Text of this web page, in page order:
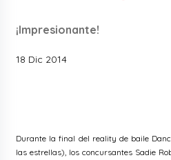
¡Impresionante!
18 Dic 2014
Durante la final del reality de baile
las estrellas), los concursantes Sadie